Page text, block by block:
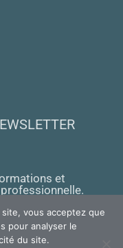
et
vous acceptez que
pour analyser le
du site.